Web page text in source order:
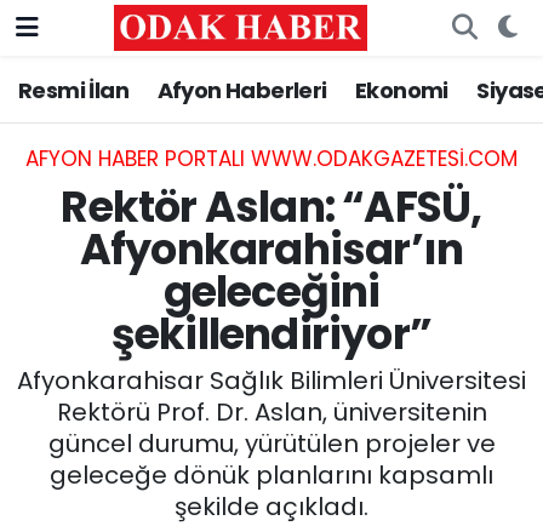
Resmi İlan Afyon Haberleri Ekonomi
AFYON HABER PORTALI WWW.ODAKGAZETESI.COM
Rektör Aslan: “AFSÜ,
Afyonkarahisar’ın
geleceğini
şekillendiriyor”
Afyonkarahisar Sağlık Bilimleri Üniversitesi
Rektörü Prof. Dr. Aslan, üniversitenin
güncel durumu, yürütülen projeler ve
geleceğe dönük planlarını kapsamlı
şekilde açıkladı.
AFYONKARAHİSAR HABERLERİ
Resmi İlan
ASAYİŞ
GÜNCEL
SİYASET
EĞİTİM
MAGAZİN
Nöbetçi Eczaneler
Hava Durumu
Trafik Durumu
Süper Lig Puan Durumu ve Fikstür
Tüm Manşetler
Son Dakika Haberleri
Haber Arşivi